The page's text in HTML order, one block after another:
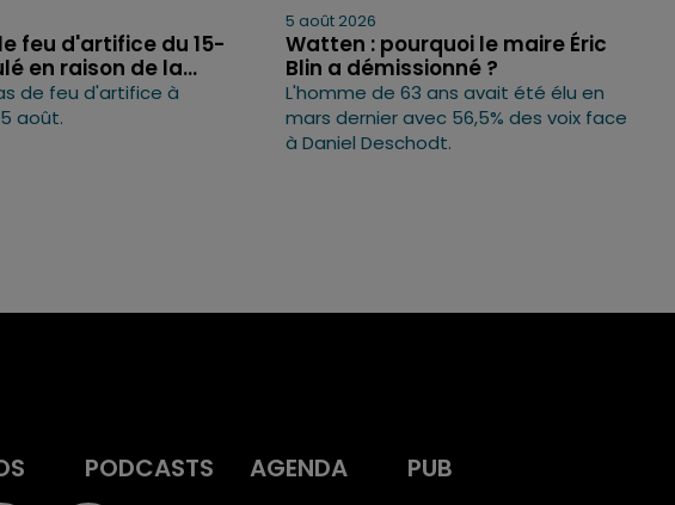
feu d'artifice du 15-
en raison de la...
de feu d'artifice à
août.
5 août 2026
Watten : pourquoi le maire Éric
Blin a démissionné ?
L'homme de 63 ans avait été élu en
mars dernier avec 56,5% des voix face
à Daniel Deschodt.
PODCASTS AGENDA PUB